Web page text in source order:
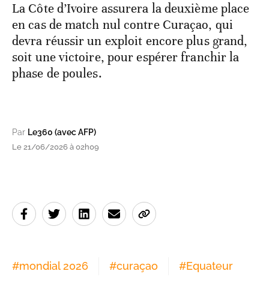
La Côte d’Ivoire assurera la deuxième place
en cas de match nul contre Curaçao, qui
devra réussir un exploit encore plus grand,
soit une victoire, pour espérer franchir la
phase de poules.
Par Le360 (avec AFP)
Le 21/06/2026 à 02h09
#mondial 2026 #curaçao #Equateur